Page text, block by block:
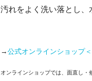
汚れをよく洗い落とし、
→公式オンラインショップ
オンラインショップでは、面直し・